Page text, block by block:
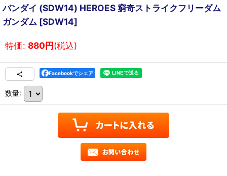
バンダイ (SDW14) HEROES 窮奇ストライクフリーダム
ガンダム [SDW14]
特価: 880円(税込)
Facebookでシェア
数量: